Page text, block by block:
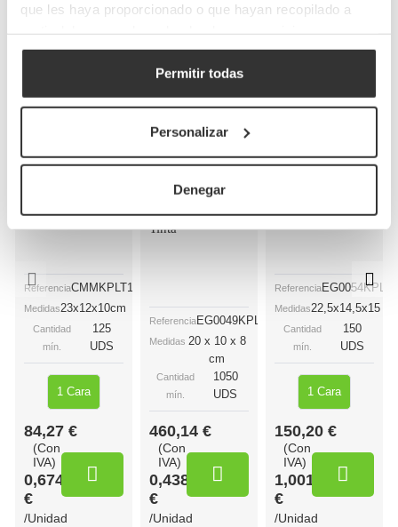
que les haya proporcionado o que hayan recopilado a
Permitir todas
Personalizar
Denegar
Caja menú maleta
ReferenciaCMMKPLT1
Medidas23x12x10cm
Cantidad
mín.
125
UDS
1 Cara
84,27 €
(Con
IVA)
0,674
€
/Unidad
Caja Menú
Complemento
(20x10x8cm)
Tinta
ReferenciaEG0049KPL
Medidas 20 x 10 x 8
cm
Cantidad
mín.
1050
UDS
460,14 €
(Con
IVA)
0,438
€
/Unidad
Maleta Cartón
(22,5x14,5x15cm)
ReferenciaEG0054KPLT1
Medidas22,5x14,5x15
Cantidad
mín.
150
UDS
1 Cara
150,20 €
(Con
IVA)
1,001
€
/Unidad